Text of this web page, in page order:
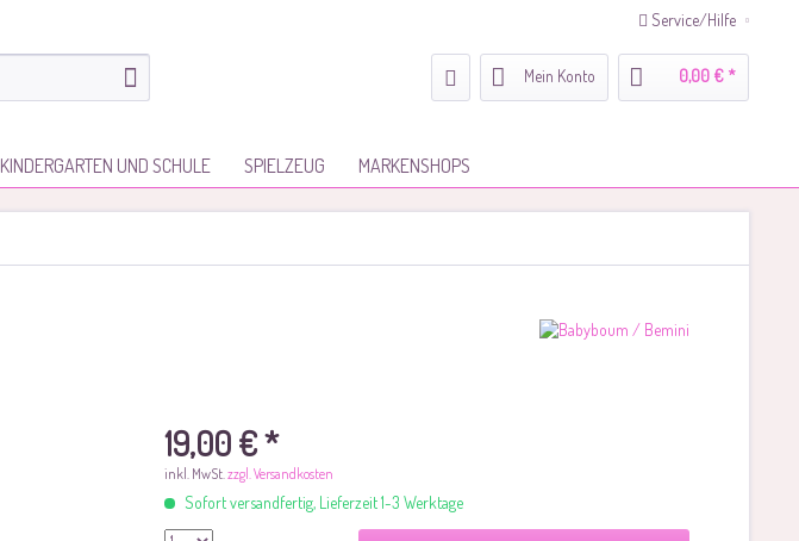
Service/Hilfe
Mein Konto 0,00 € *
KINDERGARTEN UND SCHULE SPIELZEUG MARKENSHOPS
19,00 € *
inkl. MwSt.zzgl. Versandkosten
Sofort versandfertig, Lieferzeit 1-3 Werktage